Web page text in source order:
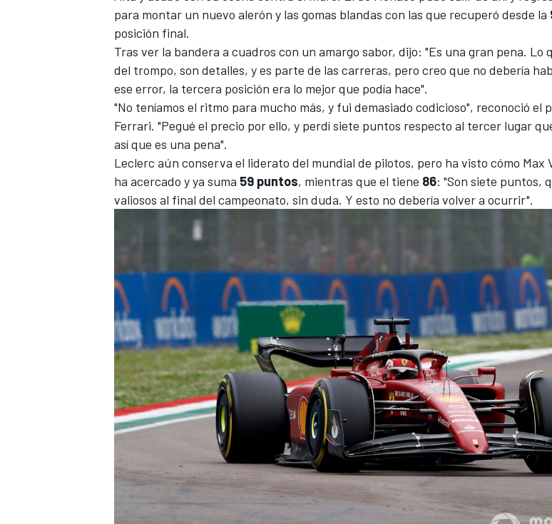
MÁS CATEGORÍAS
para montar un nuevo alerón y las gomas blandas con las que recuperó desde la
posición final.
Tras ver la bandera a cuadros con un amargo sabor, dijo: "Es una gran pena. Lo
del trompo, son detalles, y es parte de las carreras, pero creo que no debería
ese error, la tercera posición era lo mejor que podía hace".
"No teníamos el ritmo para mucho más, y fui demasiado codicioso", reconoció el
Ferrari. "Pegué el precio por ello, y perdí siete puntos respecto al tercer lugar
así que es una pena".
Leclerc aún conserva el liderato del mundial de pilotos, pero ha visto cómo Max
ha acercado y ya suma 59 puntos, mientras que el tiene 86: "Son siete puntos,
valiosos al final del campeonato, sin duda. Y esto no debería volver a ocurrir".